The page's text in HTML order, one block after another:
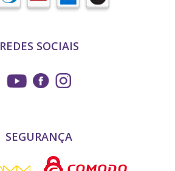
REDES SOCIAIS
SEGURANÇA